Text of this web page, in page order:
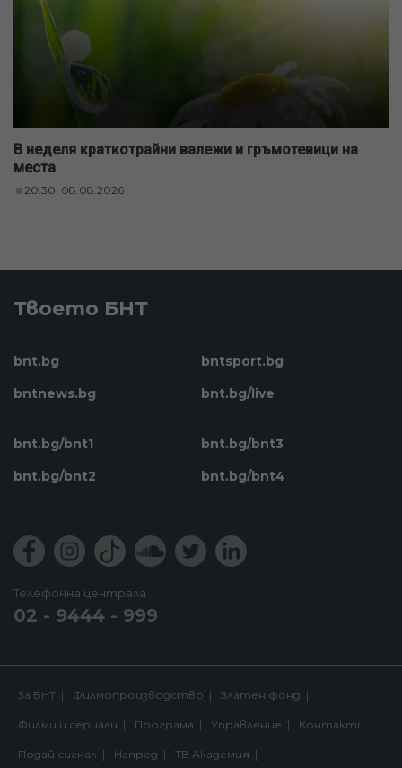
В неделя краткотрайни валежи и гръмотевици на
места
20:30, 08.08.2026
Твоето БНТ
bnt.bg
bntnews.bg
bntsport.bg
bnt.bg/live
bnt.bg/bnt1
bnt.bg/bnt2
bnt.bg/bnt3
bnt.bg/bnt4
Телефонна централа
02 - 9444 - 999
За БНТ Филмопроизводство Златен фонд
Филми и сериали Програма Управление Контакти
Подай сигнал Напред ТВ Академия